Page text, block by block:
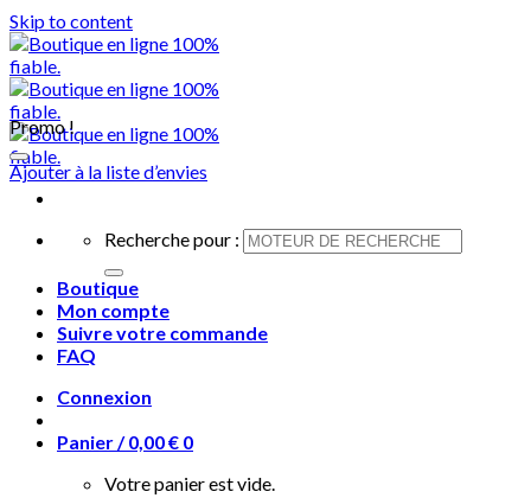
Skip to content
Recherche pour :
Boutique
Mon compte
Suivre votre commande
FAQ
Connexion
Panier /0,00€ 0
Votre panier est vide.
Promo !
Ajouter à la liste d’envies